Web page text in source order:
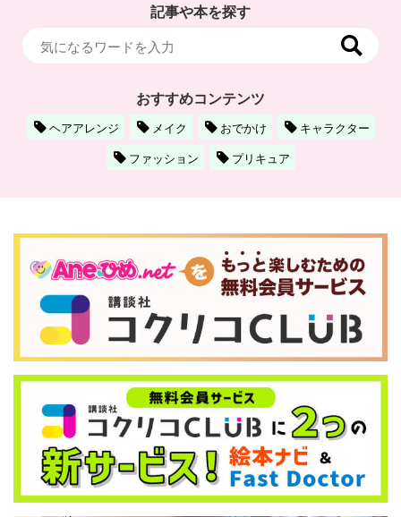
記事や本を探す
おすすめコンテンツ
ヘアアレンジ メイク おでかけ
キャラクター
ファッション
プリキュア